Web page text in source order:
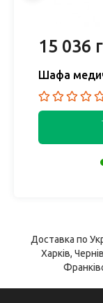
15 036
Шафа
Доставка по
Харків,